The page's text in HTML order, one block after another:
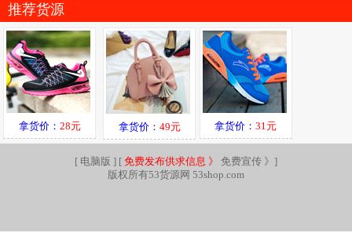
推荐货源
拿货价： 28元 拿货价： 49元 拿货价：31元
[ 电脑版 ] [ 免费发布供求信息 》 免费宣传 》 ]
版权所有53货源网 53shop.com